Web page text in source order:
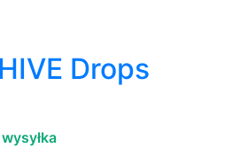
Drops